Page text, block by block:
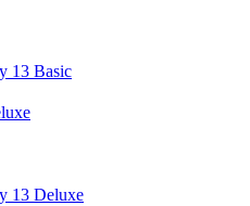
13 Basic
13 Deluxe